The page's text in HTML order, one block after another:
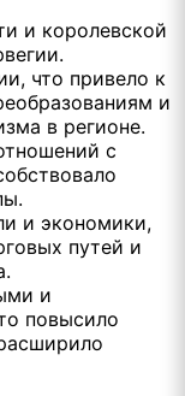
и королевской
что привело к
и
в регионе.
с
и экономики,
путей и
и
повысило